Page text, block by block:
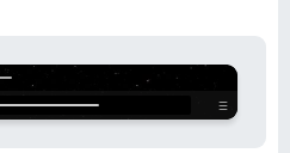
a
t
e